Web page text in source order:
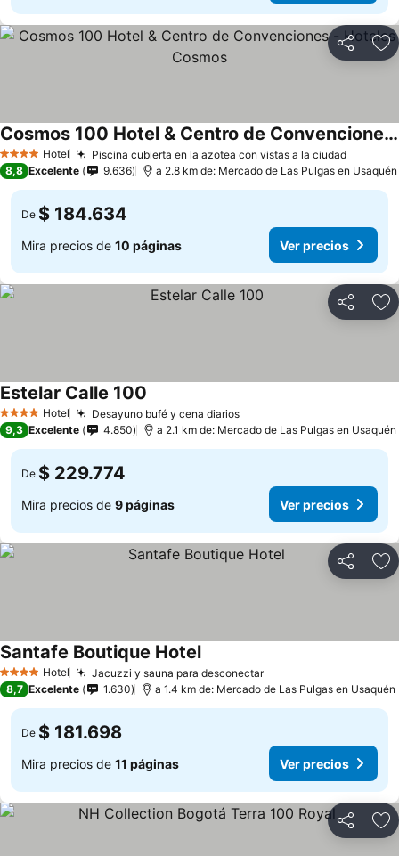
Compartir
4 EstrellasHotel Piscina cubierta en la azotea con vistas a la ciudadVer
Cosmos 100 Hotel & Centro de Convenciones - Hoteles Cosmos
Ver precios
8,8 Excelente 9.636 a 2.8 km de: Mercado de Las Pulgas en Usaquén
De $ 184.634
Mira precios de 10 páginas Ver precios
Compartir
4 EstrellasHotel Desayuno bufé y cena diariosVer precios
Estelar Calle 100
9,3 Excelente 4.850 a 2.1 km de: Mercado de Las Pulgas en Usaquén
De $ 229.774
Mira precios de 9 páginas Ver precios
Compartir
4 EstrellasHotel Jacuzzi y sauna para desconectarVer precios
Santafe Boutique HotelVer precios
8,7 Excelente 1.630 a 1.4 km de: Mercado de Las Pulgas en Usaquén
De $ 181.698
Mira precios de 11 páginas Ver precios
Compartir